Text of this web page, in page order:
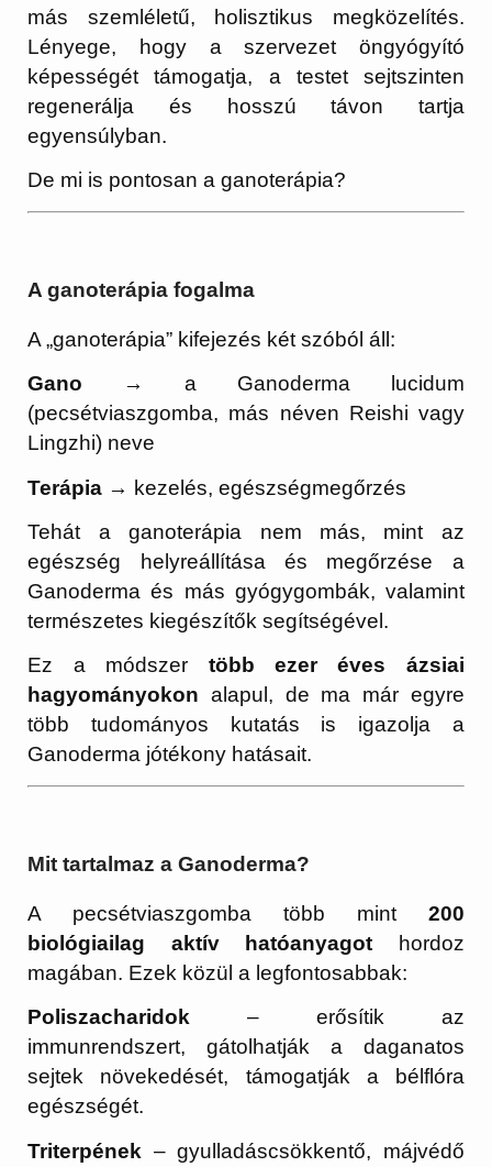
más szemléletű, holisztikus megközelítés.
Lényege, hogy a szervezet öngyógyító
képességét támogatja, a testet sejtszinten
regenerálja és hosszú távon tartja
egyensúlyban.
De mi is pontosan a ganoterápia?
A ganoterápia fogalma
A „ganoterápia” kifejezés két szóból áll:
Gano → a Ganoderma lucidum
(pecsétviaszgomba, más néven Reishi vagy
Lingzhi) neve
Terápia → kezelés, egészségmegőrzés
Tehát a ganoterápia nem más, mint az
egészség helyreállítása és megőrzése a
Ganoderma és más gyógygombák, valamint
természetes kiegészítők segítségével.
Ez a módszer több ezer éves ázsiai
hagyományokon alapul, de ma már egyre
több tudományos kutatás is igazolja a
Ganoderma jótékony hatásait.
Mit tartalmaz a Ganoderma?
A pecsétviaszgomba több mint 200
biológiailag aktív hatóanyagot hordoz
magában. Ezek közül a legfontosabbak:
Poliszacharidok – erősítik az
immunrendszert, gátolhatják a daganatos
sejtek növekedését, támogatják a bélflóra
egészségét.
Triterpének – gyulladáscsökkentő, májvédő